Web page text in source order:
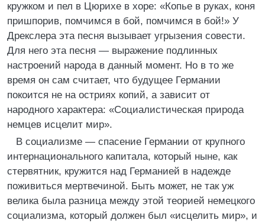
кружком и пел в Цюрихе в хоре: «Копье в руках, коня
пришпорив, помчимся в бой, помчимся в бой!» У
Дрекслера эта песня вызывает угрызения совести.
Для него эта песня — выражение подлинных
настроений народа в данный момент. Но в то же
время он сам считает, что будущее Германии
покоится не на остриях копий, а зависит от
народного характера: «Социалистическая природа
немцев исцелит мир».
В социализме — спасение Германии от крупного
интернационального капитала, который ныне, как
стервятник, кружится над Германией в надежде
поживиться мертвечиной. Быть может, не так уж
велика была разница между этой теорией немецкого
социализма, который должен был «исцелить мир», и